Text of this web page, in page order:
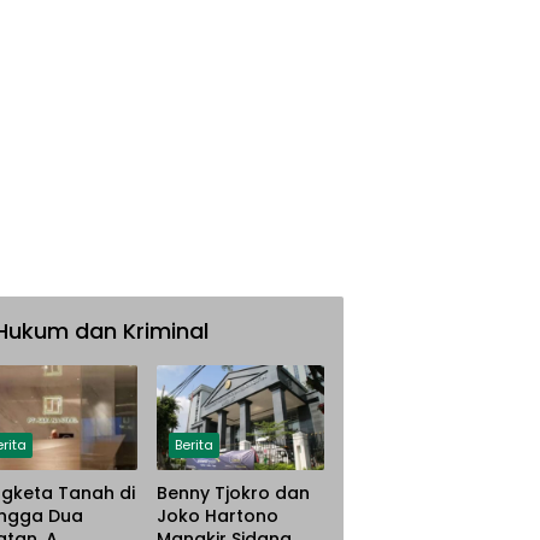
dan Kriminal
Tanah di
Dua
Berita
Benny Tjokro dan
Joko Hartono